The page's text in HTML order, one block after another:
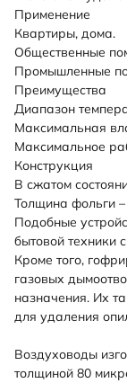
Применение
Квартиры, дома.
Общественные
Промышленные
Преимущества
Диапазон
Максимальная
Максимальное
Конструкция
В сжатом
Толщина фольги
Подобные
бытовой техники
Кроме того,
газовых
назначения. Их
для удаления
Воздуховоды
толщиной 80